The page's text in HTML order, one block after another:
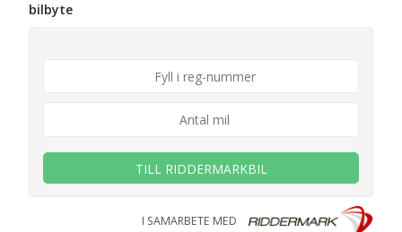
bilbyte
TILL RIDDERMARKBIL
I SAMARBETE MED